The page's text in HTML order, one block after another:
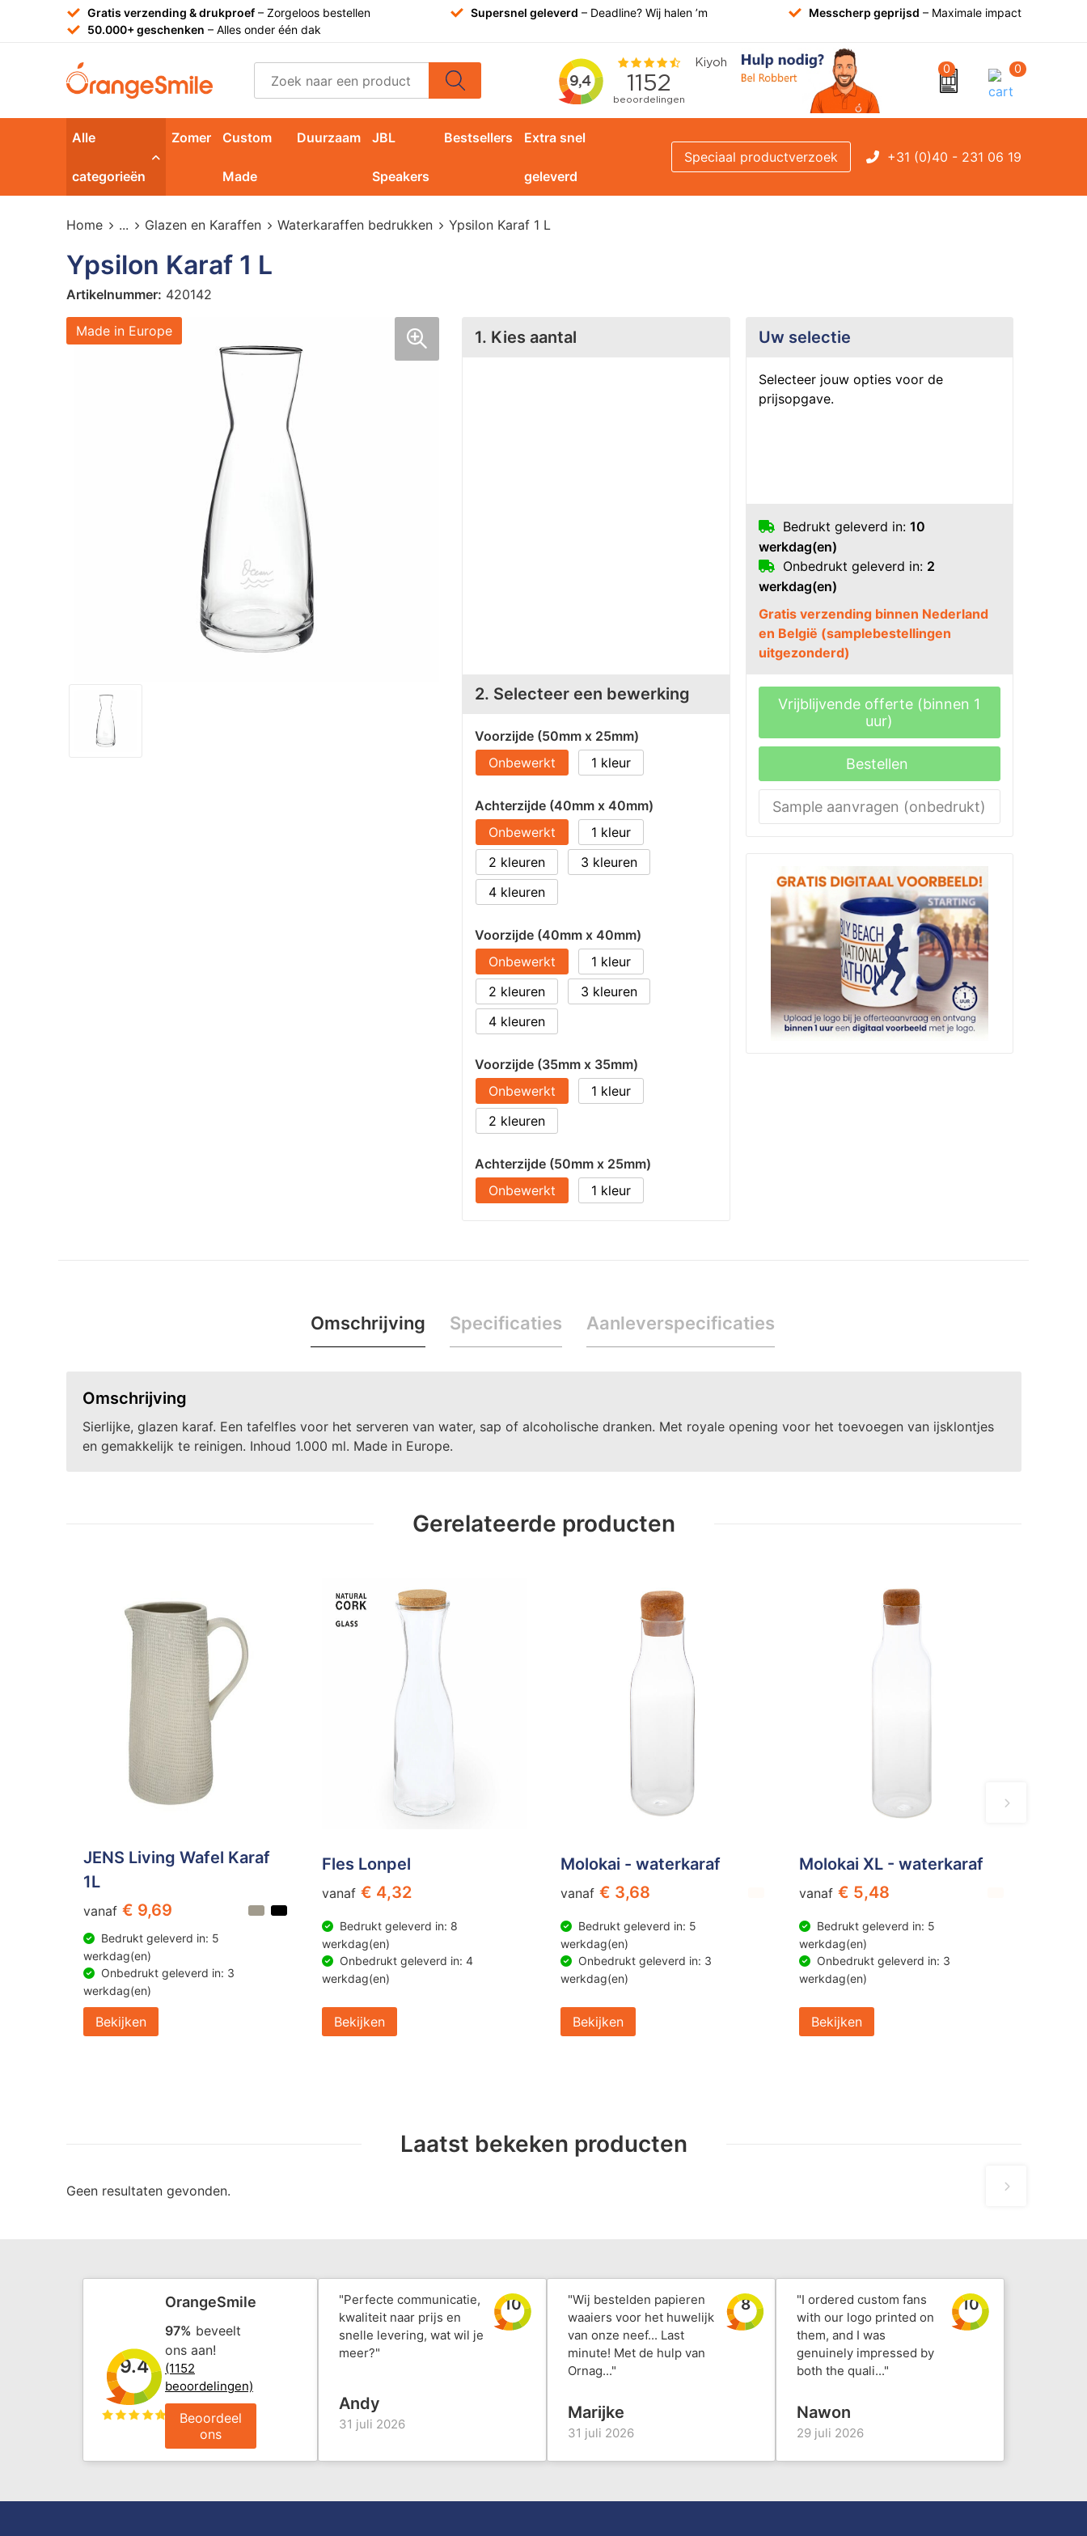
Gratis verzending & drukproef– Zorgeloos bestellen Supersnel geleverd – Deadline? Wij halen ’m Messcherp geprijsd – Maximale impact
50.000+ geschenken – Alles onder één dak
0 0
Alle
categorieën
Zomer Custom
Made
Duurzaam JBL
Speakers
Bestsellers Extra snel
geleverd
Speciaal productverzoek +31 (0)40 - 231 06 19
Home ... Glazen en Karaffen Waterkaraffen bedrukken Ypsilon Karaf 1 L
Ypsilon Karaf 1 L
Artikelnummer: 420142
Made in Europe 1. Kies aantal
2. Selecteer een bewerking
Voorzijde (50mm x 25mm)
Onbewerkt
1
Achterzijde (40mm x 40mm)
Onbewerkt
1
2
3
4
Voorzijde (40mm x 40mm)
Onbewerkt
1
2
3
4
Voorzijde (35mm x 35mm)
Onbewerkt
1
2
Achterzijde (50mm x 25mm)
Onbewerkt
1
Uw selectie
Selecteer jouw opties voor de
prijsopgave.
Bedrukt geleverd in: 10
werkdag(en)
Onbedrukt geleverd in: 2
werkdag(en)
Gratis verzending binnen Nederland
en België (samplebestellingen
uitgezonderd)
Vrijblijvende offerte (binnen 1
uur)
Bestellen
Sample aanvragen (onbedrukt)
Omschrijving Specificaties Aanleverspecificaties
Omschrijving
Sierlijke, glazen karaf. Een tafelfles voor het serveren van water, sap of alcoholische dranken. Met royale opening voor het toevoegen van ijsklontjes
en gemakkelijk te reinigen. Inhoud 1.000 ml. Made in Europe.
Gerelateerde producten
JENS Living Wafel Karaf
1L
vanaf € 9,69
Bedrukt geleverd in: 5
werkdag(en)
Onbedrukt geleverd in: 3
werkdag(en)
Bekijken
Fles Lonpel
vanaf € 4,32
Bedrukt geleverd in: 8
werkdag(en)
Onbedrukt geleverd in: 4
werkdag(en)
Bekijken
Molokai - waterkaraf
vanaf € 3,68
Bedrukt geleverd in: 5
werkdag(en)
Onbedrukt geleverd in: 3
werkdag(en)
Bekijken
Molokai XL - waterkaraf
vanaf € 5,48
Bedrukt geleverd in: 5
werkdag(en)
Onbedrukt geleverd in: 3
werkdag(en)
Bekijken
Laatst bekeken producten
Geen resultaten gevonden.
9.4
OrangeSmile
97% beveelt
ons aan!
(1152
beoordelingen)
Beoordeel
ons
"Perfecte communicatie,
kwaliteit naar prijs en
snelle levering, wat wil je
meer?"
10
Andy
31 juli 2026
"Wij bestelden papieren
waaiers voor het huwelijk
van onze neef... Last
minute! Met de hulp van
Ornag..."
8
Marijke
31 juli 2026
"I ordered custom fans
with our logo printed on
them, and I was
genuinely impressed by
both the quali..."
10
Nawon
29 juli 2026